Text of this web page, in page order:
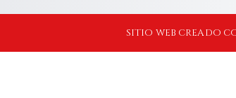
SITIO WEB CREADO